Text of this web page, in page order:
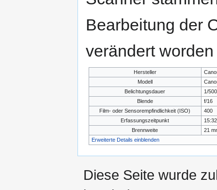
Bearbeitung der
verändert
Hersteller
Modell
Belichtungsdauer
1/
Blende
f/16
Film- oder Sensorempfindlichkeit (ISO)
400
Erfassungszeitpunkt
Brennweite
21
Erweiterte Details einblenden
Diese Seite wurde